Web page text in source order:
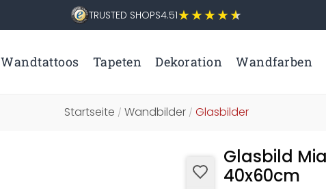
TRUSTED SHOPS4.51
Wandtattoos Tapeten Dekoration Wandfarben
Startseite / Wandbilder / Glasbilder
Glasbild
40x60cm